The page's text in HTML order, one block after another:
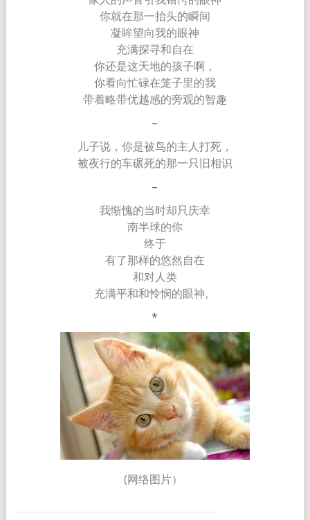
你就在那一抬头的瞬间
凝眸望向我的眼神
充满探寻和自在
你还是这天地的孩子啊，
你看向忙碌在笼子里的我
带着略带优越感的旁观的智趣
–
儿子说，你是被鸟的主人打死，
被夜行的车碾死的那一只旧相识
–
我惭愧的当时却只庆幸
南半球的你
终于
有了那样的悠然自在
和对人类
充满平和和怜悯的眼神。
*
(网络图片）